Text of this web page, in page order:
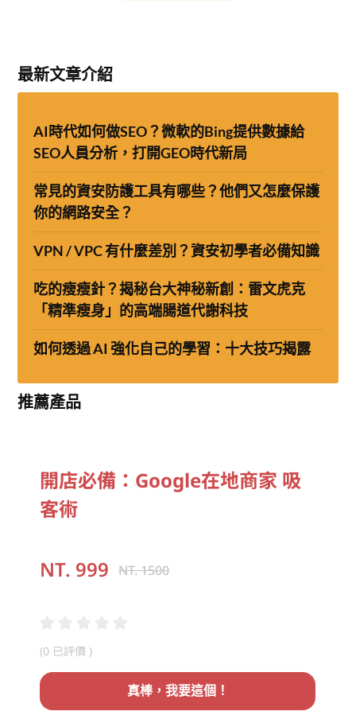
最新文章介紹
AI時代如何做SEO？微軟的Bing提供數據給
SEO人員分析，打開GEO時代新局
常見的資安防護工具有哪些？他們又怎麼保護
你的網路安全？
VPN / VPC 有什麼差別？資安初學者必備知識
吃的瘦瘦針？揭秘台大神秘新創：雷文虎克
「精準瘦身」的高端腸道代謝科技
如何透過 AI 強化自己的學習：十大技巧揭露
推薦產品